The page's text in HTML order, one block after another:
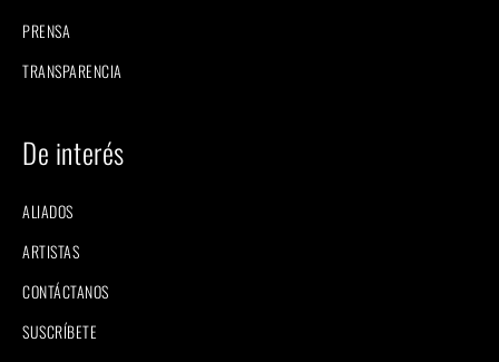
PRENSA
TRANSPARENCIA
De interés
ALIADOS
ARTISTAS
CONTÁCTANOS
SUSCRÍBETE